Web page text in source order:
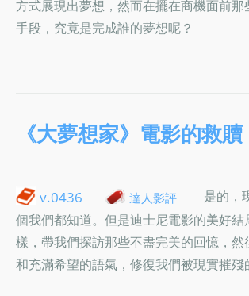
方式展現出夢想，然而在擺在商機面前那
手段，究竟是完成誰的夢想呢？
《大夢想家》電影的救贖
v.0436 達人影評
是的，
個我們都知道。但是迪士尼電影的美好結
樣，帶我們探訪那些不盡完美的回憶，
和充滿希望的語氣，修復我們被現實摧殘